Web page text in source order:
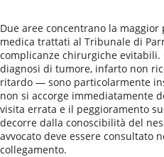
Due aree concentrano la
medica trattati al Tribunale di
complicanze chirurgiche
diagnosi di tumore, infarto non
ritardo — sono particolarmente
non si accorge immediatamente
visita errata e il peggioramento
decorre dalla conoscibilità del
avvocato deve essere consultato
collegamento.